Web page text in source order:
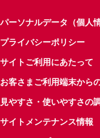
パーソナルデータ（個人
プライバシーポリシー
サイトご利用にあたって
お客さまご利用端末から
見やすさ・使いやすさの
サイトメンテナンス情報